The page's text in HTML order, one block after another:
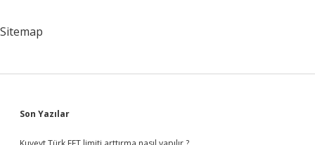
Sitemap
Sidebar
Son Yazılar